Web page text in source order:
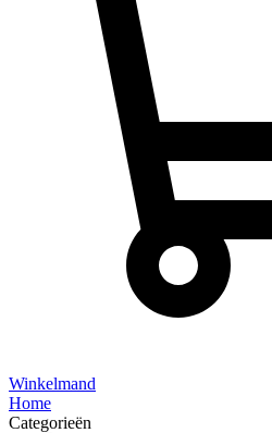
Winkelmand
Home
Categorieën